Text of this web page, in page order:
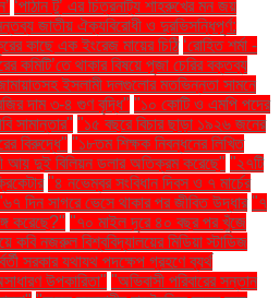
‘পাঠান টু’ এর চিত্রনাট্য শাহরুখের মন জয়
জাতীয় ঐক্যবিরোধী ও দুরভিসন্ধিপূর্ণ:
কাছে এক ইংরেজ মায়ের চিঠি ‘রোহিত শর্মা -
কমিটি’তে থাকার বিষয়ে পূজা চেরির বক্তব্য
ইসলামী দলগুলোর মতভিন্নতা সামনে
দাম ৩-৪ গুণ বৃদ্ধি" "১০ কোটি ও এমপি পদের
সামান্তার" "১৫ বছরে বিচার ছাড়া ১৯২৬ জনের
বিরুদ্ধে" "১৮তম শিক্ষক নিবন্ধনের লিখিত
আয় দুই বিলিয়ন ডলার অতিক্রম করেছে" "২৭টি
"৪ নভেম্বর সংবিধান দিবস ও ৭ মার্চের
দিন সাগরে ভেসে থাকার পর জীবিত উদ্ধার "৭
করেছে?" "৭০ মাইল দূরে ৪০ বছর পর খুঁজে
কবি নজরুল বিশ্ববিদ্যালয়ের মিডিয়া স্টাডিজ
সরকার যথাযথ পদক্ষেপ গ্রহণে ব্যর্থ
উপকারিতা" "অভিবাসী পরিবারের সন্তান